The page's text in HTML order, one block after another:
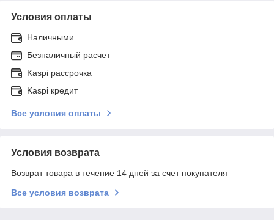
Условия оплаты
Наличными
Безналичный расчет
Kaspi рассрочка
Kaspi кредит
Все условия оплаты
Условия возврата
Возврат товара в течение 14 дней за счет покупателя
Все условия возврата